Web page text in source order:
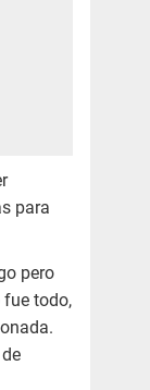
para
pero
fue todo,